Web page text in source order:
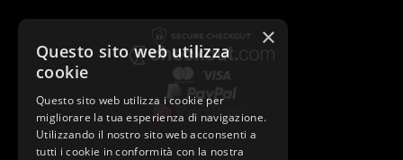
×
Questo sito web utilizza
cookie
Questo sito web utilizza i cookie per
migliorare la tua esperienza di navigazione.
Utilizzando il nostro sito web acconsenti a
tutti i cookie in conformità con la nostra